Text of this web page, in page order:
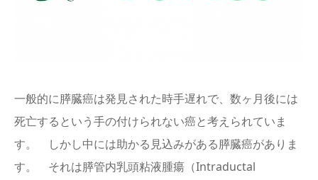
一般的に膵臓癌は発見された時手遅れで、数ヶ月後には
死亡するという手の付けられない癌と考えられていま
す。 しかし中には助かる見込みがある膵臓癌がありま
す。 それは膵管内乳頭粘液腫瘍（Intraductal